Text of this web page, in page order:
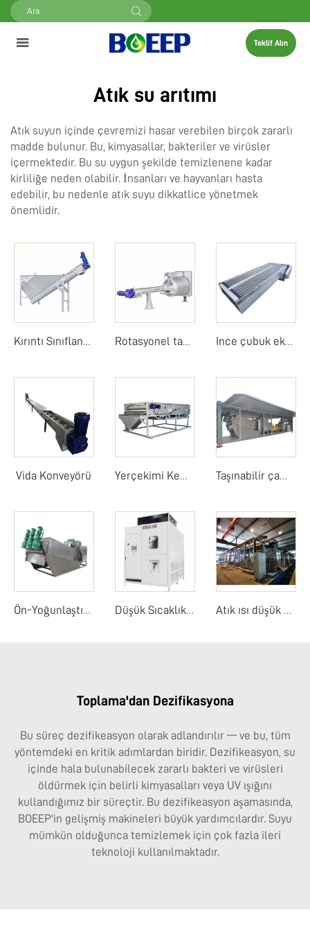
Teklif Alın
Atık su arıtımı
Atık suyun içinde çevremizi hasar verebilen birçok zararlı
madde bulunur. Bu, kimyasallar, bakteriler ve virüsler
içermektedir. Bu su uygun şekilde temizlenene kadar
kirliliğe neden olabilir. İnsanları ve hayvanları hasta
edebilir, bu nedenle atık suyu dikkatlice yönetmek
önemlidir.
Kırıntı Sınıflandırıcı Rotasyonel tambur detay ekranı Ince çubuk ekranı
Vida Konveyörü Yerçekimi Kemer Yoğunlaştırıcı Taşınabilir çamur su sıçrama sistemi
Ön-Yoğunlaştırma Şerit Çamur Su Ayırıcı Düşük Sıcaklıkta Buharlaştırma Konsantratörü Atık ısı düşük sıcaklık bant kurutma makinesi
Toplama'dan Dezifikasyona
Bu süreç dezifikeasyon olarak adlandırılır — ve bu, tüm
yöntemdeki en kritik adımlardan biridir. Dezifikeasyon, su
içinde hala bulunabilecek zararlı bakteri ve virüsleri
öldürmek için belirli kimyasalları veya UV ışığını
kullandığımız bir süreçtir. Bu dezifikeasyon aşamasında,
BOEEP'in gelişmiş makineleri büyük yardımcılardır. Suyu
mümkün olduğunca temizlemek için çok fazla ileri
teknoloji kullanılmaktadır.